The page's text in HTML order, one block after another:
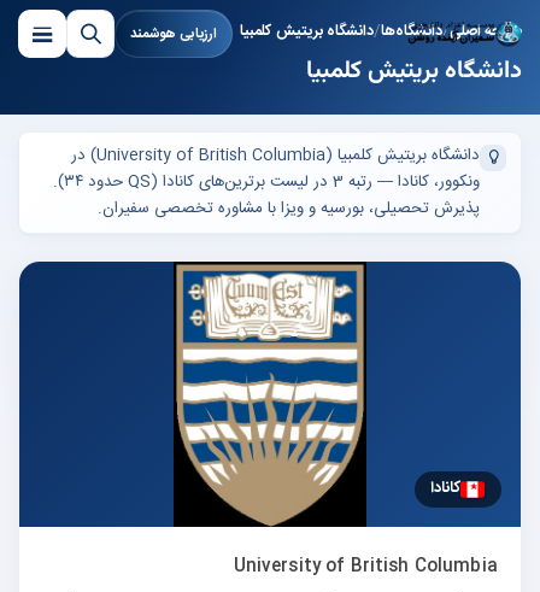
ارزیابی هوشمند صفحه اصلی دانشگاه‌ها دانشگاه بریتیش کلمبیا
دانشگاه بریتیش کلمبیا
دانشگاه بریتیش کلمبیا (University of British Columbia) در
ونکوور، کانادا — رتبه 3 در لیست برترین‌های کانادا (QS حدود ۳۴).
پذیرش تحصیلی، بورسیه و ویزا با مشاوره تخصصی سفیران.
University of British Columbia
کانادا